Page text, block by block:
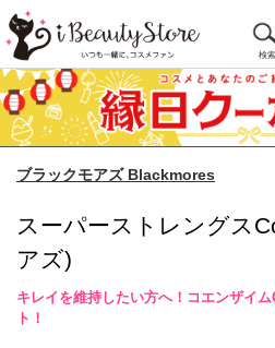
検索
ブラックモアズ Blackmores
スーパーストレングス
アズ)
キレイを維持したい方へ！コエンザイ
ト！